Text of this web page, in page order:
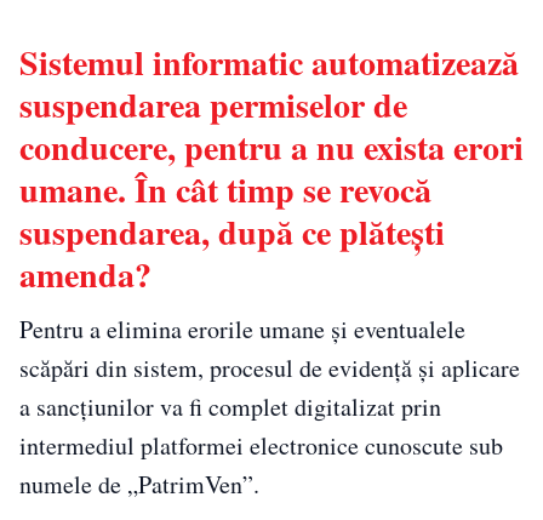
Sistemul informatic automatizează
suspendarea permiselor de
conducere, pentru a nu exista erori
umane. În cât timp se revocă
suspendarea, după ce plătești
amenda?
Pentru a elimina erorile umane și eventualele
scăpări din sistem, procesul de evidență și aplicare
a sancțiunilor va fi complet digitalizat prin
intermediul platformei electronice cunoscute sub
numele de „PatrimVen”.